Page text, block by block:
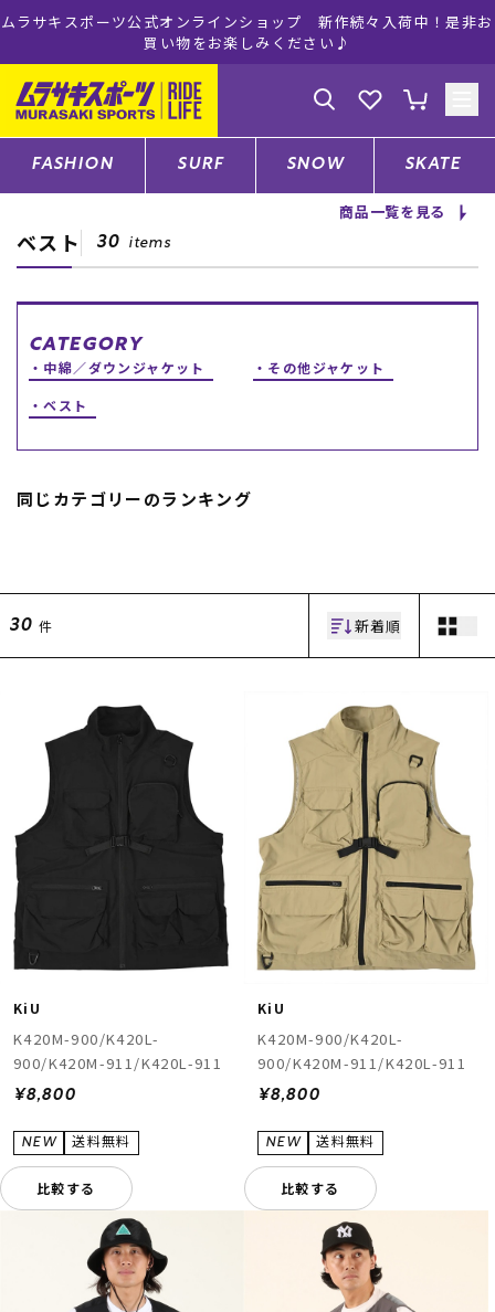
ムラサキスポーツ公式オンラインショップ 新作続々入荷中！是非お
買い物をお楽しみください♪
ゲスト様
ログイン 会員登録
CATEGORY
ファッションTOP
スケートTOP
CONTENTS
ブランド一覧
特集一覧
RIDE LIFE MAGAZINE一
スタッフスナップ
中古/アウトレット サー
中古/アウトレット スノ
SUPPORT
ご利用ガイド
会員ランク
店頭受取サービス
ギフトラッピング
アフターサポート
下取り保証について
よくある質問
店舗一覧
お問い合わせ
ニュース
ムラサキスポーツ 公式アプリ
ポイント・クーポンもこのアプリで！
FASHION SURF SNOW SKATE
商品一覧を見る
ベスト 30 items
CATEGORY
中綿／ダウンジャケット
その他ジャケット
ベスト
同じカテゴリーのランキング
30 件 新着順
KiU
K420M-900/K420L-
900/K420M-911/K420L-911
¥8,800
比較する
KiU
K420M-900/K420L-
900/K420M-911/K420L-911
¥8,800
比較する